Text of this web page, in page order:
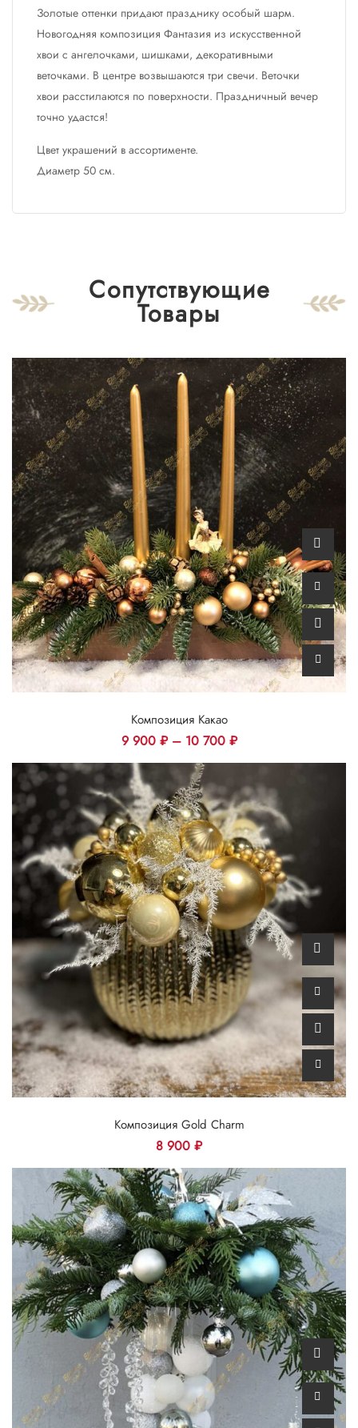
Золотые оттенки придают празднику особый шарм.
Новогодняя композиция Фантазия из искусственной
хвои с ангелочками, шишками, декоративными
веточками. В центре возвышаются три свечи. Веточки
хвои расстилаются по поверхности. Праздничный вечер
точно удастся!
Цвет украшений в ассортименте.
Диаметр 50 см.
Сопутствующие
Товары
Композиция Какао
9 900 ₽– 10 700 ₽
Композиция Gold Charm
8 900 ₽